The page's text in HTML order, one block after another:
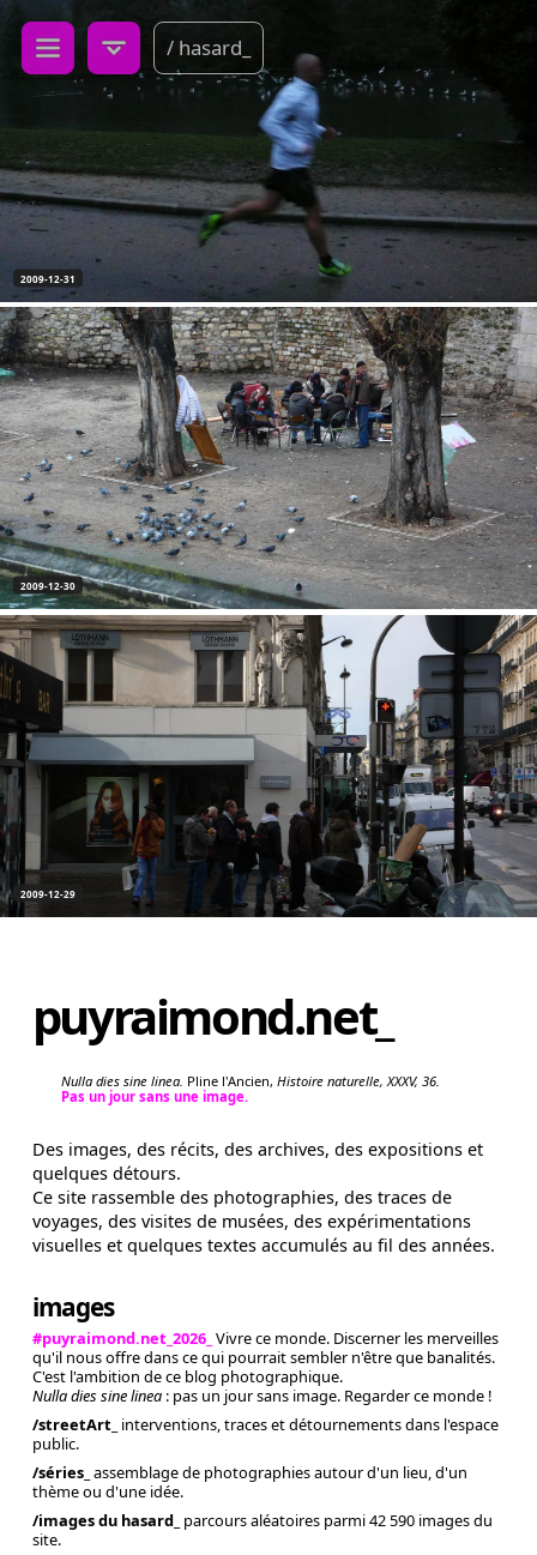
/ hasard_
2009-12-31
2009-12-30
2009-12-29
puyraimond.net_
Nulla dies sine linea. Pline l'Ancien, Histoire naturelle, XXXV, 36.
Pas un jour sans une image.
Des images, des récits, des archives, des expositions et
quelques détours.
Ce site rassemble des photographies, des traces de
voyages, des visites de musées, des expérimentations
visuelles et quelques textes accumulés au fil des années.
images
#puyraimond.net_2026_ Vivre ce monde. Discerner les merveilles
qu'il nous offre dans ce qui pourrait sembler n'être que banalités.
C'est l'ambition de ce blog photographique.
Nulla dies sine linea: pas un jour sans image. Regarder ce monde !
/streetArt_ interventions, traces et détournements dans l'espace
public.
/séries_ assemblage de photographies autour d'un lieu, d'un
thème ou d'une idée.
/images du hasard_ parcours aléatoires parmi 42 590 images du
site.